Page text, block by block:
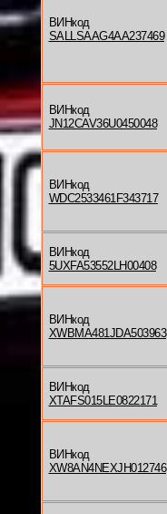
ВИНкод
SALLSAAG4AA237469
ВИНкод
JN12CAV36U0450048
ВИНкод
WDC2533461F343717
ВИНкод
5UXFA53552LH00408
ВИНкод
XWBMA481JDA503963
ВИНкод
XTAFS015LE0822171
ВИНкод
XW8AN4NEXJH012746